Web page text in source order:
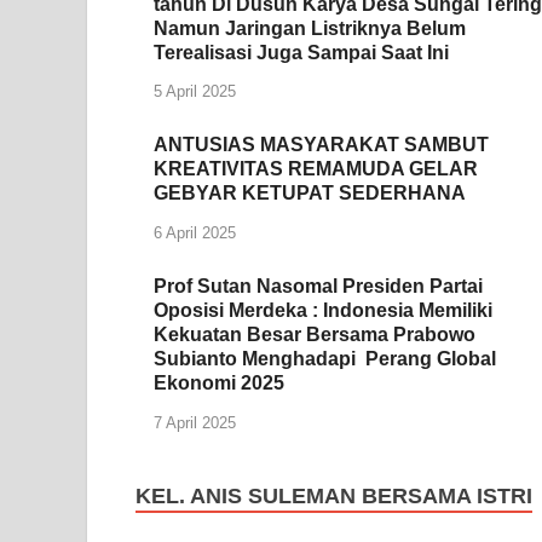
Namun Jaringan Listriknya Belum
Terealisasi Juga Sampai Saat Ini
5 April 2025
ANTUSIAS MASYARAKAT SAMBUT
KREATIVITAS REMAMUDA GELAR
GEBYAR KETUPAT SEDERHANA
6 April 2025
Prof Sutan Nasomal Presiden Partai
Oposisi Merdeka : Indonesia Memiliki
Kekuatan Besar Bersama Prabowo
Subianto Menghadapi Perang Global
Ekonomi 2025
7 April 2025
KEL. ANIS SULEMAN BERSAMA ISTRI